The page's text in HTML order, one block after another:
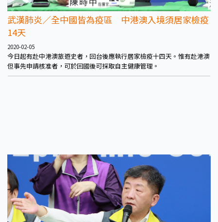
武漢肺炎／全中國皆為疫區 中港澳入境須居家檢疫
14天
2020-02-05
今日起有赴中港澳旅遊史者，回台後應執行居家檢疫十四天。惟有赴港澳
但事先申請核准者，可於回國後可採取自主健康管理。